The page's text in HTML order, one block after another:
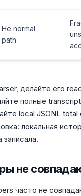
Не normal
path
делайте его
полные
local JSONL total
локальная
не
часто не